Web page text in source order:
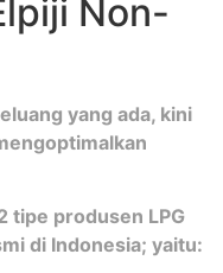
Non-
yang ada, kini
tipe produsen LPG
di Indonesia; yaitu: